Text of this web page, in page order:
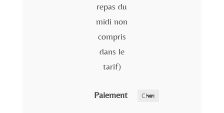
repas du
midi non
compris
dans le
tarif)
Paiement